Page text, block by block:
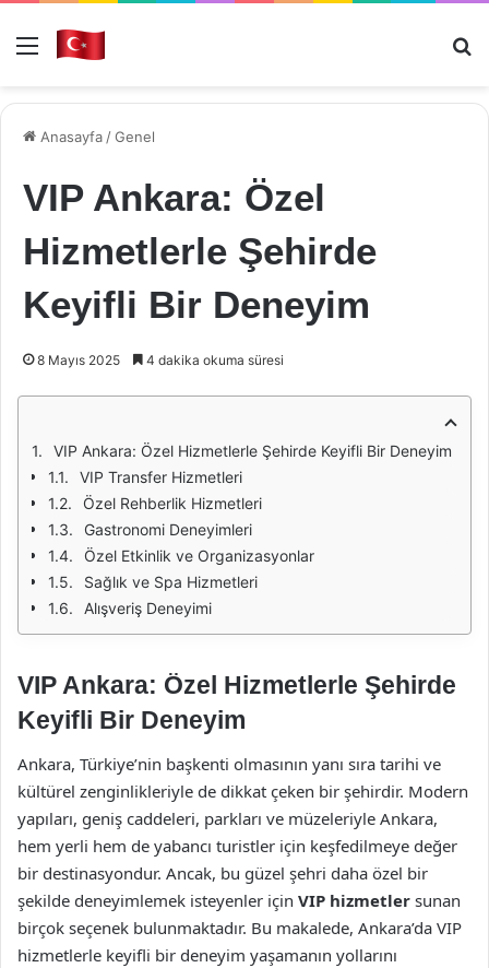
Menü
Anasayfa /Genel
VIP Ankara: Özel
Hizmetlerle Şehirde
Keyifli Bir Deneyim
8 Mayıs 2025 4 dakika okuma süresi
VIP Ankara: Özel Hizmetlerle Şehirde Keyifli Bir Deneyim
VIP Transfer Hizmetleri
Özel Rehberlik Hizmetleri
Gastronomi Deneyimleri
Özel Etkinlik ve Organizasyonlar
Sağlık ve Spa Hizmetleri
Alışveriş Deneyimi
VIP Ankara: Özel Hizmetlerle Şehirde
Keyifli Bir Deneyim
Ankara, Türkiye’nin başkenti olmasının yanı sıra tarihi ve
kültürel zenginlikleriyle de dikkat çeken bir şehirdir. Modern
yapıları, geniş caddeleri, parkları ve müzeleriyle Ankara,
hem yerli hem de yabancı turistler için keşfedilmeye değer
bir destinasyondur. Ancak, bu güzel şehri daha özel bir
şekilde deneyimlemek isteyenler için VIP hizmetler sunan
birçok seçenek bulunmaktadır. Bu makalede, Ankara’da VIP
hizmetlerle keyifli bir deneyim yaşamanın yollarını